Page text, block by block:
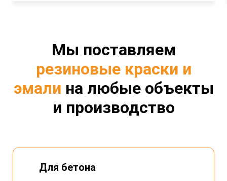
Мы поставляем
резиновые краски и
эмали на любые объекты
и производство
Для бетона